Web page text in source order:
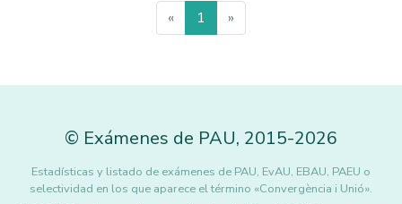
« 1 »
© Exámenes de PAU, 2015-2026
Estadísticas y listado de exámenes de PAU, EvAU, EBAU, PAEU o
selectividad en los que aparece el término «Convergència i Unió».